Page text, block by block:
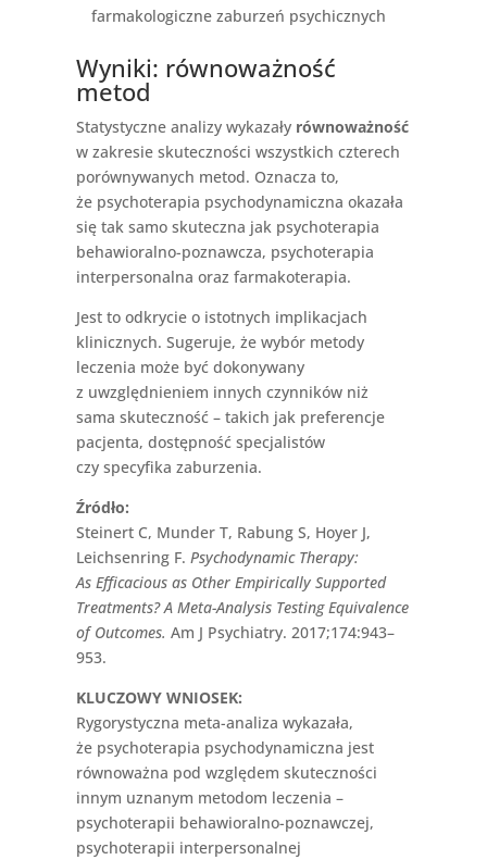
farmakologiczne zaburzeń psychicznych
Wyniki: równoważność
metod
Statystyczne analizy wykazały równoważność
w zakresie skuteczności wszystkich czterech
porównywanych metod. Oznacza to,
że psychoterapia psychodynamiczna okazała
się tak samo skuteczna jak psychoterapia
behawioralno-poznawcza, psychoterapia
interpersonalna oraz farmakoterapia.
Jest to odkrycie o istotnych implikacjach
klinicznych. Sugeruje, że wybór metody
leczenia może być dokonywany
z uwzględnieniem innych czynników niż
sama skuteczność – takich jak preferencje
pacjenta, dostępność specjalistów
czy specyfika zaburzenia.
Źródło:
Steinert C, Munder T, Rabung S, Hoyer J,
Leichsenring F. Psychodynamic Therapy:
As Efficacious as Other Empirically Supported
Treatments? A Meta-Analysis Testing Equivalence
of Outcomes. Am J Psychiatry. 2017;174:943–
953.
KLUCZOWY WNIOSEK:
Rygorystyczna meta-analiza wykazała,
że psychoterapia psychodynamiczna jest
równoważna pod względem skuteczności
innym uznanym metodom leczenia –
psychoterapii behawioralno-poznawczej,
psychoterapii interpersonalnej